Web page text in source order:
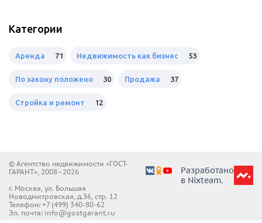
Категории
Аренда 71 Недвижимость как бизнес 53
По закону положено 30 Продажа 37
Стройка и ремонт 12
Разработано
в Nixteam.
© Агентство недвижимости «ГОСТ-
ГАРАНТ», 2008–2026
г. Москва, ул. Большая
Новодмитровская, д.36, стр. 12
Телефон: +7 (499) 340-80-62
Эл. почта: info@gostgarant.ru